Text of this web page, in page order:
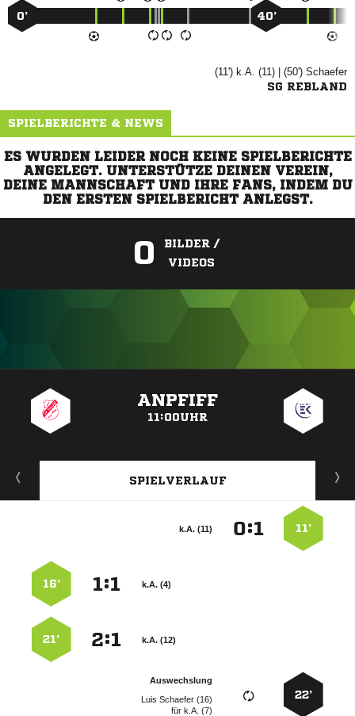
0’ 40’
(11') k.A. (11) | (50') 
SG REBLAND
SPIELBERICHTE & NEWS
ES WURDEN LEIDER NOCH KEINE SPIELBERICHTE
ANGELEGT. UNTERSTÜTZE DEINEN VEREIN,
DEINE MANNSCHAFT UND IHRE FANS, INDEM DU
DEN ERSTEN SPIELBERICHT ANLEGST.
0
BILDER /
VIDEOS
ANPFIFF
11:00UHR
SPIELVERLAUF
11’
:
k.A. (11)
k.A. (4)
:
16’
k.A. (12)
:
21’
22’
Auswechslung
  
fürk.A. (7)